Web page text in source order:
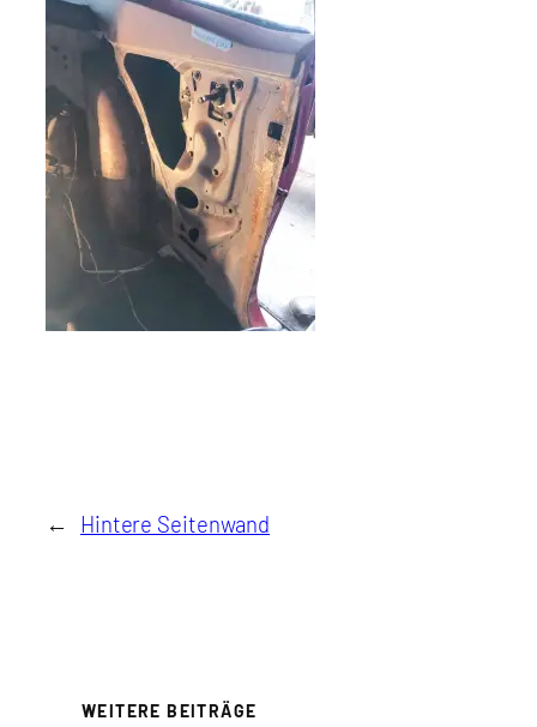
← Hintere Seitenwand
WEITERE BEITRÄGE